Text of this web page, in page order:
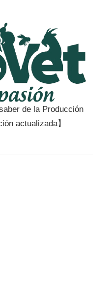
de la Producción
actualizada】